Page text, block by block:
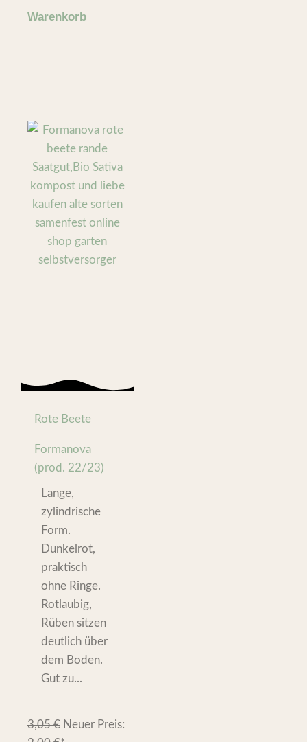
Warenkorb
Rote Beete
Formanova
(prod. 22/23)
Lange,
zylindrische
Form.
Dunkelrot,
praktisch
ohne Ringe.
Rotlaubig,
Rüben sitzen
deutlich über
dem Boden.
Gut zu...
3,05€ Neuer Preis: